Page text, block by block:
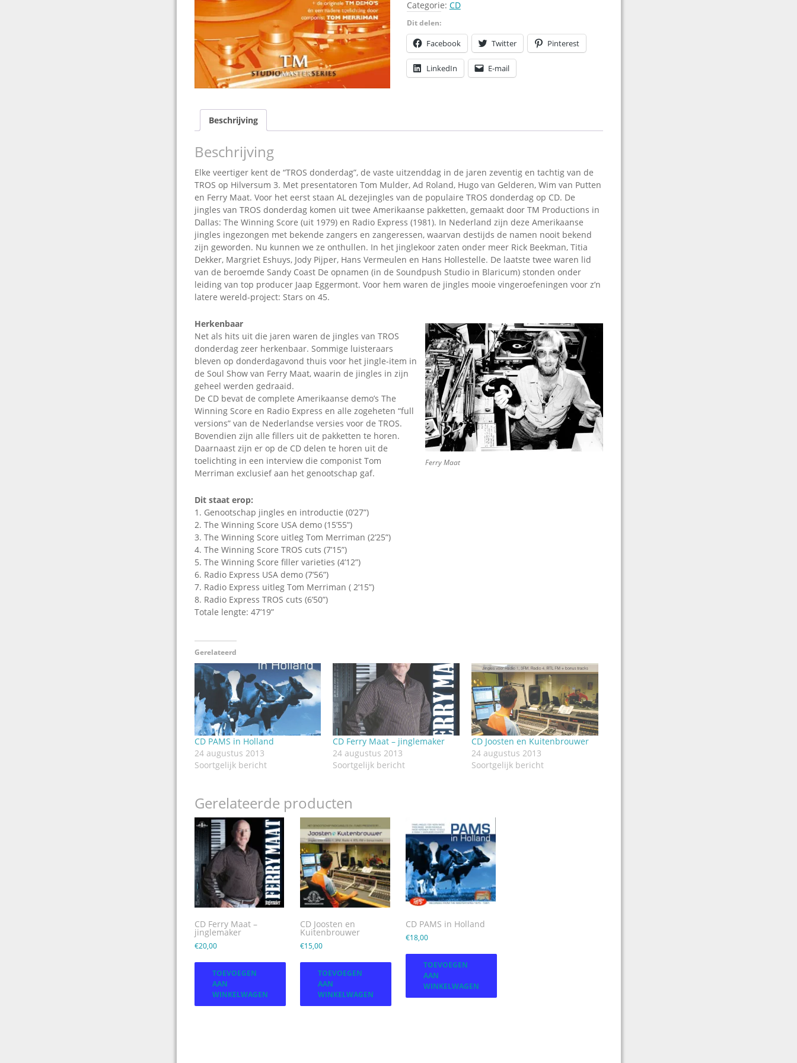
Omroepbanden
Stoomfluit Klaas
Vaak
Uitvinding
jinglecassette
jingles
1979
1981
aantal
Categorie: CD
Dit delen:
Facebook Twitter Pinterest
LinkedIn E-mail
Beschrijving
Beschrijving
Elke veertiger kent de “TROS donderdag”, de vaste uitzenddag in de jaren zeventig en tachtig van de
TROS op Hilversum 3. Met presentatoren Tom Mulder, Ad Roland, Hugo van Gelderen, Wim van Putten
en Ferry Maat. Voor het eerst staan AL dezejingles van de populaire TROS donderdag op CD. De
jingles van TROS donderdag komen uit twee Amerikaanse pakketten, gemaakt door TM Productions in
Dallas: The Winning Score (uit 1979) en Radio Express (1981). In Nederland zijn deze Amerikaanse
jingles ingezongen met bekende zangers en zangeressen, waarvan destijds de namen nooit bekend
zijn geworden. Nu kunnen we ze onthullen. In het jinglekoor zaten onder meer Rick Beekman, Titia
Dekker, Margriet Eshuys, Jody Pijper, Hans Vermeulen en Hans Hollestelle. De laatste twee waren lid
van de beroemde Sandy Coast De opnamen (in de Soundpush Studio in Blaricum) stonden onder
leiding van top producer Jaap Eggermont. Voor hem waren de jingles mooie vingeroefeningen voor z’n
latere wereld-project: Stars on 45.
Ferry Maat
Herkenbaar
Net als hits uit die jaren waren de jingles van TROS
donderdag zeer herkenbaar. Sommige luisteraars
bleven op donderdagavond thuis voor het jingle-item in
de Soul Show van Ferry Maat, waarin de jingles in zijn
geheel werden gedraaid.
De CD bevat de complete Amerikaanse demo’s The
Winning Score en Radio Express en alle zogeheten “full
versions” van de Nederlandse versies voor de TROS.
Bovendien zijn alle fillers uit de pakketten te horen.
Daarnaast zijn er op de CD delen te horen uit de
toelichting in een interview die componist Tom
Merriman exclusief aan het genootschap gaf.
Dit staat erop:
1. Genootschap jingles en introductie (0’27”)
2. The Winning Score USA demo (15’55”)
3. The Winning Score uitleg Tom Merriman (2’25”)
4. The Winning Score TROS cuts (7’15”)
5. The Winning Score filler varieties (4’12”)
6. Radio Express USA demo (7’56”)
7. Radio Express uitleg Tom Merriman ( 2’15”)
8. Radio Express TROS cuts (6’50”)
Totale lengte: 47’19”
Gerelateerd
CD PAMS in Holland
24 augustus 2013
Soortgelijk bericht
CD Ferry Maat – jinglemaker
24 augustus 2013
Soortgelijk bericht
CD Joosten en Kuitenbrouwer
24 augustus 2013
Soortgelijk bericht
Gerelateerde producten
CD Ferry Maat –
jinglemaker
€20,00
TOEVOEGEN
AAN
WINKELWAGEN
CD Joosten en
Kuitenbrouwer
€15,00
TOEVOEGEN
AAN
WINKELWAGEN
CD PAMS in Holland
€18,00
TOEVOEGEN
AAN
WINKELWAGEN